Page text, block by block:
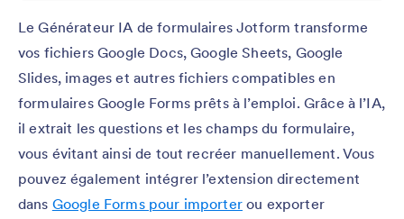
Le Générateur IA de formulaires Jotform transforme
vos fichiers Google Docs, Google Sheets, Google
Slides, images et autres fichiers compatibles en
formulaires Google Forms prêts à l’emploi. Grâce à l’IA,
il extrait les questions et les champs du formulaire,
vous évitant ainsi de tout recréer manuellement. Vous
pouvez également intégrer l’extension directement
dans Google Forms pour importerou exporter